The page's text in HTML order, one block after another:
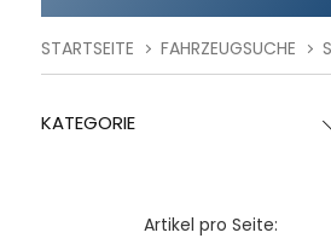
STARTSEITE FAHRZEUGSUCHE
KATEGORIE
Artikel pro Seite: